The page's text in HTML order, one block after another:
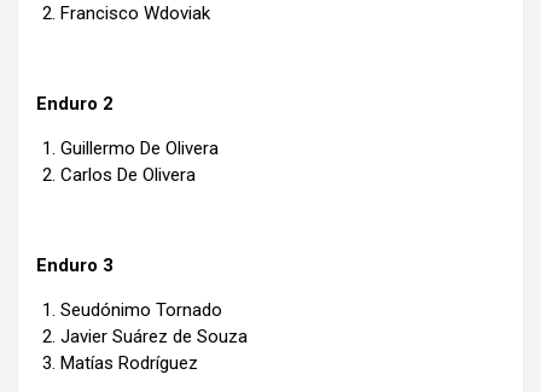
Francisco Wdoviak
Enduro 2
Guillermo De Olivera
Carlos De Olivera
Enduro 3
Seudónimo Tornado
Javier Suárez de Souza
Matías Rodríguez